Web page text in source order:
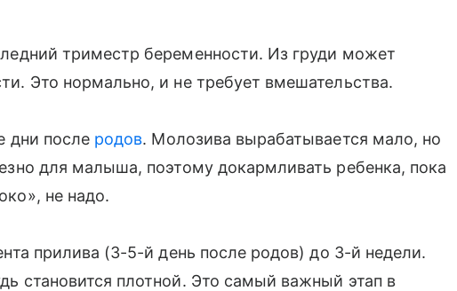
триместр беременности. Из груди может
Это нормально, и не требует вмешательства.
дни после родов. Молозива вырабатывается мало, но
для малыша, поэтому докармливать ребенка, пока
не надо.
прилива (3-5-й день после родов) до 3-й недели.
становится плотной. Это самый важный этап в